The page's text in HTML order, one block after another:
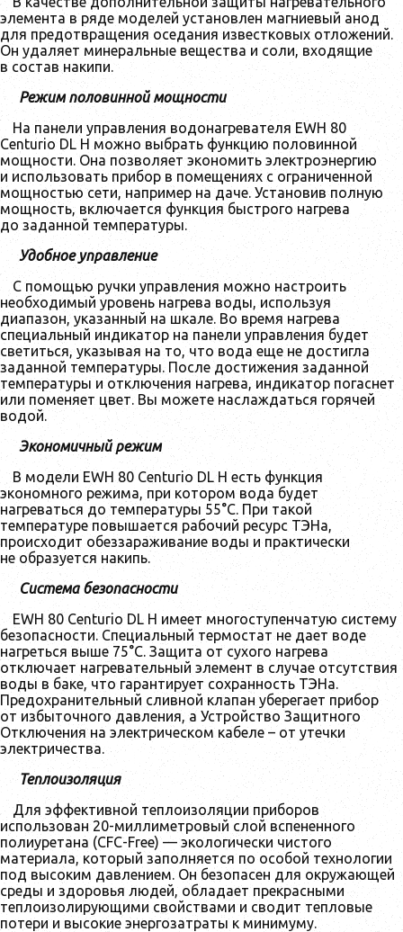
элемента в ряде моделей установлен магниевый анод
для предотвращения оседания известковых отложений.
Он удаляет минеральные вещества и соли, входящие
в состав накипи.
Режим половинной мощности
На панели управления водонагревателя EWH 80
Centurio DL H можно выбрать функцию половинной
мощности. Она позволяет экономить электроэнергию
и использовать прибор в помещениях с ограниченной
мощностью сети, например на даче. Установив полную
мощность, включается функция быстрого нагрева
до заданной температуры.
Удобное управление
С помощью ручки управления можно настроить
необходимый уровень нагрева воды, используя
диапазон, указанный на шкале. Во время нагрева
специальный индикатор на панели управления будет
светиться, указывая на то, что вода еще не достигла
заданной температуры. После достижения заданной
температуры и отключения нагрева, индикатор погаснет
или поменяет цвет. Вы можете наслаждаться горячей
водой.
Экономичный режим
В модели EWH 80 Centurio DL H есть функция
экономного режима, при котором вода будет
нагреваться до температуры 55°С. При такой
температуре повышается рабочий ресурс ТЭНа,
происходит обеззараживание воды и практически
не образуется накипь.
Система безопасности
EWH 80 Centurio DL H имеет многоступенчатую систему
безопасности. Специальный термостат не дает воде
нагреться выше 75°C. Защита от сухого нагрева
отключает нагревательный элемент в случае отсутствия
воды в баке, что гарантирует сохранность ТЭНа.
Предохранительный сливной клапан уберегает прибор
от избыточного давления, а Устройство Защитного
Отключения на электрическом кабеле – от утечки
электричества.
Теплоизоляция
Для эффективной теплоизоляции приборов
использован 20-миллиметровый слой вспененного
полиуретана (CFC-Free) — экологически чистого
материала, который заполняется по особой технологии
под высоким давлением. Он безопасен для окружающей
среды и здоровья людей, обладает прекрасными
теплоизолирующими свойствами и сводит тепловые
потери и высокие энергозатраты к минимуму.